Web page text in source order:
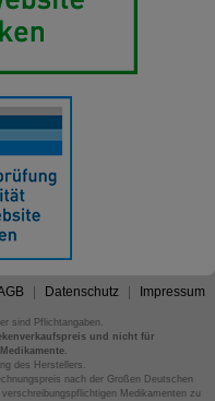
Datenschutz Impressum
sind Pflichtangaben.
und nicht für
des Herstellers.
nach der Großen Deutschen
Medikamenten zu